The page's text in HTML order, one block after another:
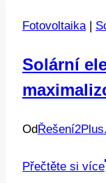
Fotovoltaika|
Solární
Od
Přečtěte si více